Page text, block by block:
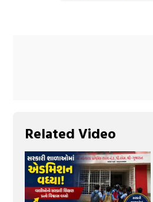
Related Video